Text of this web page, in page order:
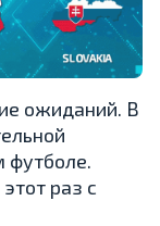
ожиданий. В
футболе.
раз с